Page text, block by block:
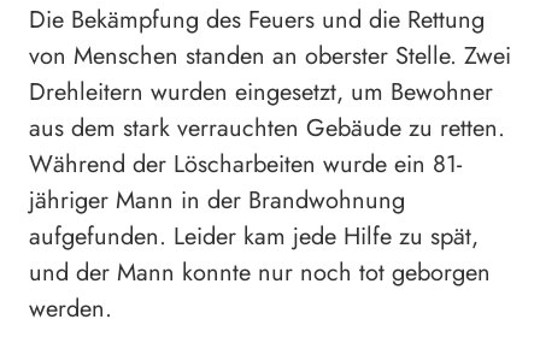
Die Bekämpfung des Feuers und die Rettung
von Menschen standen an oberster Stelle. Zwei
Drehleitern wurden eingesetzt, um Bewohner
aus dem stark verrauchten Gebäude zu retten.
Während der Löscharbeiten wurde ein 81-
jähriger Mann in der Brandwohnung
aufgefunden. Leider kam jede Hilfe zu spät,
und der Mann konnte nur noch tot geborgen
werden.